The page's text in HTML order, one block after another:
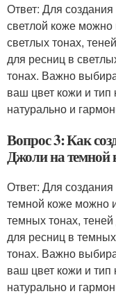
Ответ: Для
светлой коже можно
светлых тонах,
для ресниц в
тонах. Важно
ваш цвет кожи и
натурально и
Вопрос 3: Как
Джоли на темной
Ответ: Для
темной коже можно
темных тонах,
для ресниц в
тонах. Важно
ваш цвет кожи и
натурально и